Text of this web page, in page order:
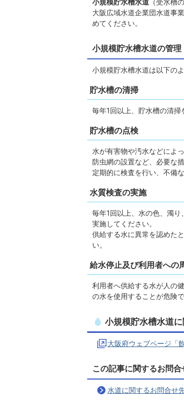
小規模貯水槽水道 （受水槽
大阪広域水道企業団水道事
めてください。
小規模貯水槽水道の管理
小規模貯水槽水道は以下の
貯水槽の清掃
毎年1回以上、貯水槽の清掃
貯水槽の点検
水が有害物や汚水などによ
防虫網の設置など、必要な
定期的に検査を行い、不備
水質検査の実施
毎年1回以上、水の色、濁
実施してください。
供給する水に異常を認めた
い。
給水停止及び利用者への
利用者へ供給する水が人の
の水を使用することが危険
小規模貯水槽水道
大阪府ウェブページ「
この記事に関するお問合
水道に関するお問合せ